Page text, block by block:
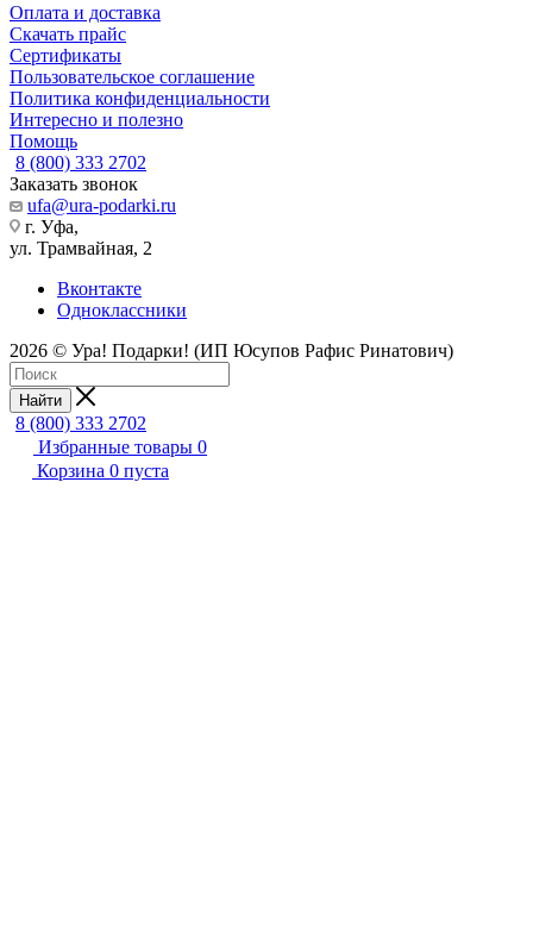
Оплата и доставка
Скачать прайс
Сертификаты
Пользовательское соглашение
Политика конфиденциальности
Интересно и полезно
Помощь
8 (800) 333 2702
Заказать звонок
ufa@ura-podarki.ru
г. Уфа,
ул. Трамвайная, 2
Вконтакте
Одноклассники
2026 © Ура! Подарки! (ИП Юсупов Рафис Ринатович)
Найти
8 (800) 333 2702
Избранные товары 0
Корзина 0 пуста